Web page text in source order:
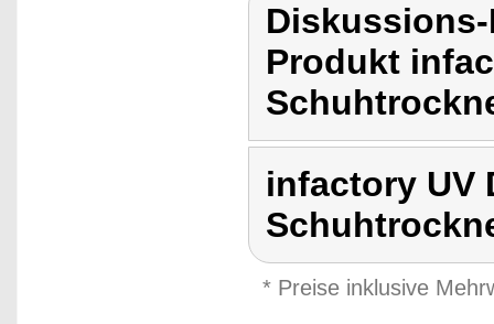
Produkt
infactory UV
* Preise inklusive